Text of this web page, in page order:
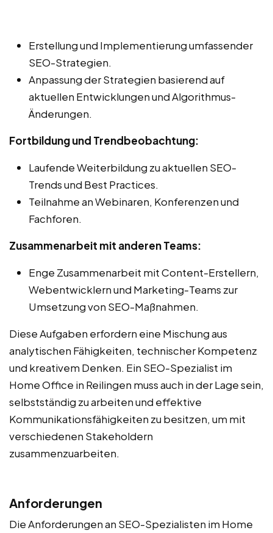
Erstellung und Implementierung umfassender
SEO-Strategien.
Anpassung der Strategien basierend auf
aktuellen Entwicklungen und Algorithmus-
Änderungen.
Fortbildung und Trendbeobachtung:
Laufende Weiterbildung zu aktuellen SEO-
Trends und Best Practices.
Teilnahme an Webinaren, Konferenzen und
Fachforen.
Zusammenarbeit mit anderen Teams:
Enge Zusammenarbeit mit Content-Erstellern,
Webentwicklern und Marketing-Teams zur
Umsetzung von SEO-Maßnahmen.
Diese Aufgaben erfordern eine Mischung aus
analytischen Fähigkeiten, technischer Kompetenz
und kreativem Denken. Ein SEO-Spezialist im
Home Office in Reilingen muss auch in der Lage sein,
selbstständig zu arbeiten und effektive
Kommunikationsfähigkeiten zu besitzen, um mit
verschiedenen Stakeholdern
zusammenzuarbeiten.
Anforderungen
Die Anforderungen an SEO-Spezialisten im Home